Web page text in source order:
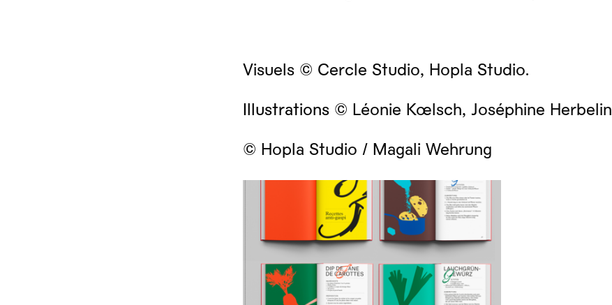
Visuels © Cercle Studio, Hopla Studio.
Illustrations © Léonie Kœlsch, Joséphine Herbelin
© Hopla Studio / Magali Wehrung